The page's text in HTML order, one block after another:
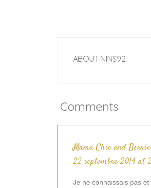
ABOUT NINS92
Comments
Mama Chic and
22 septembre 2014 at
Je ne connaissais pas